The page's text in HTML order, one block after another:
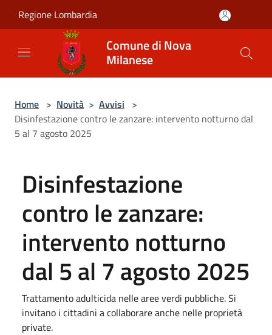
Regione Lombardia
Comune di Nova
Milanese
Home > Novità > Avvisi >
Disinfestazione contro le zanzare: intervento notturno dal
5 al 7 agosto 2025
Disinfestazione
contro le zanzare:
intervento notturno
dal 5 al 7 agosto 2025
Trattamento adulticida nelle aree verdi pubbliche. Si
invitano i cittadini a collaborare anche nelle proprietà
private.